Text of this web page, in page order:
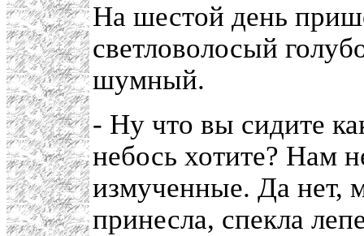
На шестой день
светловолосый
шумный.
- Ну что вы сидите
небось хотите? Нам
измученные. Да нет,
принесла, спекла